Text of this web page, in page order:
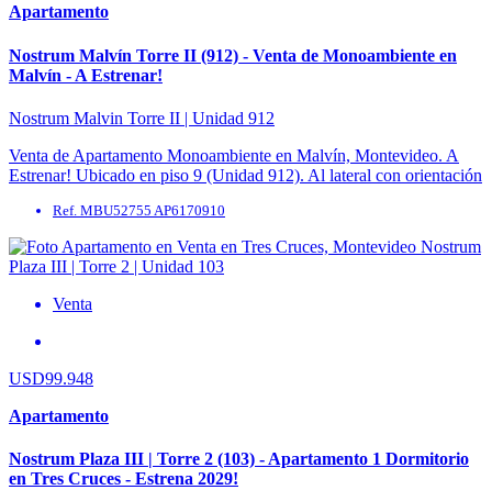
Apartamento
Nostrum Malvín Torre II (912) - Venta de Monoambiente en
Malvín - A Estrenar!
Nostrum Malvin Torre II | Unidad 912
Venta de Apartamento Monoambiente en Malvín, Montevideo. A
Estrenar! Ubicado en piso 9 (Unidad 912). Al lateral con orientación
Ref. MBU52755 AP6170910
Venta
USD99.948
Apartamento
Nostrum Plaza III | Torre 2 (103) - Apartamento 1 Dormitorio
en Tres Cruces - Estrena 2029!